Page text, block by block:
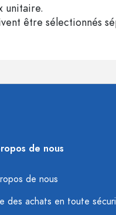
unitaire.
être sélectionnés
de nous
de nous
des achats en toute